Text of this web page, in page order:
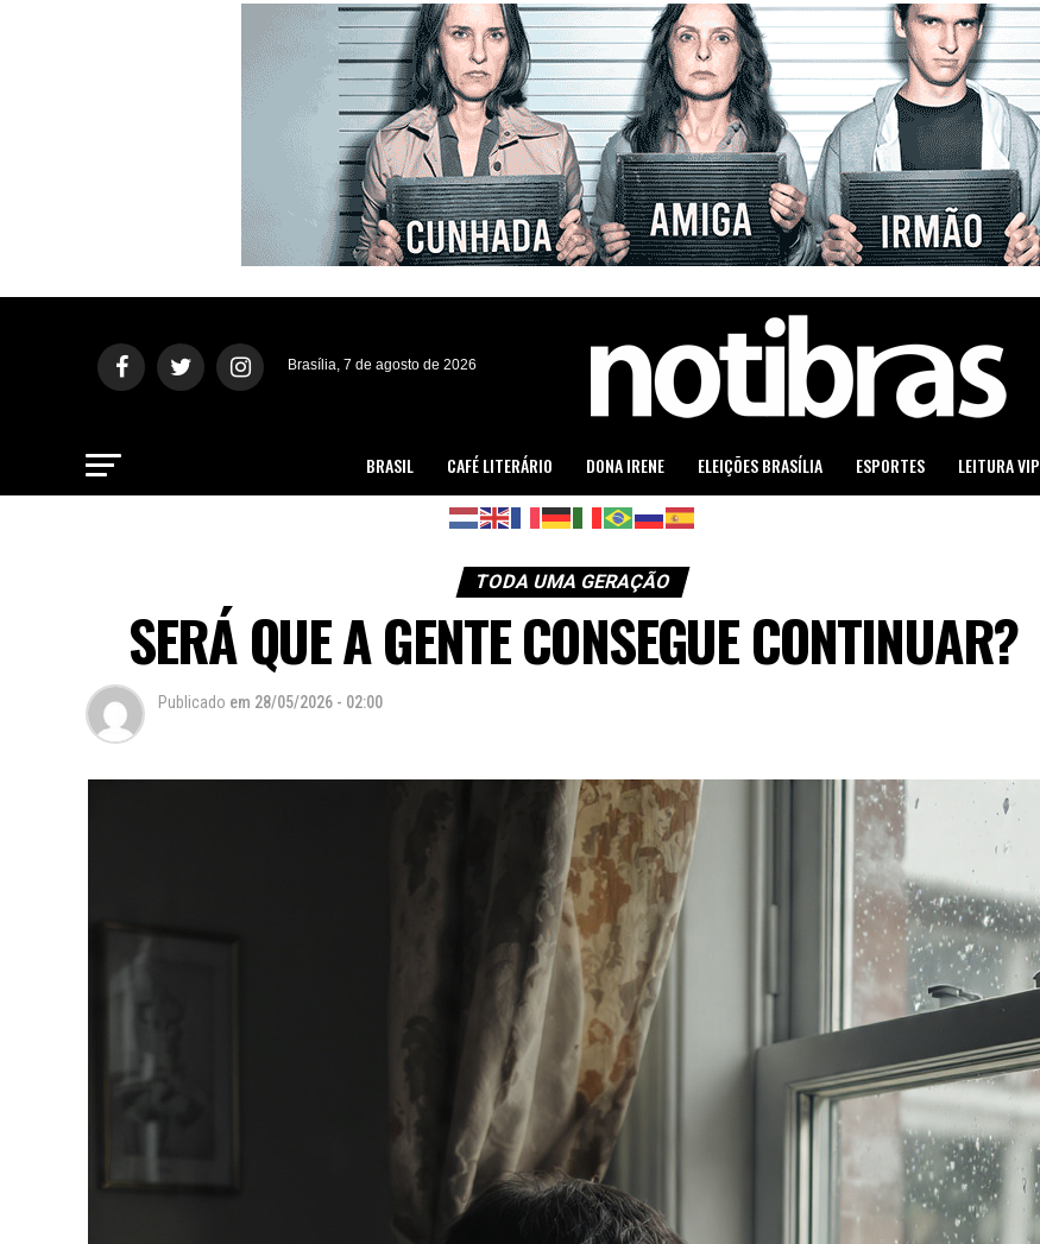
Brasília, 7 de agosto de 2026
BRASIL CAFÉ LITERÁRIO DONA IRENE ELEIÇÕES BRASÍLIA ESPORTES LEITURA VIP
TODA UMA GERAÇÃO
SERÁ QUE A GENTE CONSEGUE CONTINUAR?
Publicado em 28/05/2026 - 02:00